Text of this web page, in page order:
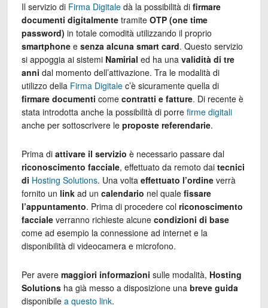
Il servizio di Firma Digitaledà la possibilità di firmare
documenti digitalmentetramite OTP (one time
password) in totale comodità utilizzando il proprio
smartphonee senza alcuna smart card. Questo servizio
si appoggia ai sistemi Namirial ed ha una validità di tre
anni dal momento dell’attivazione. Tra le modalità di
utilizzo della Firma Digitalec’è sicuramente quella di
firmare documenti come contratti e fatture. Di recente è
stata introdotta anche la possibilità di porre firme digitali
anche per sottoscrivere le proposte referendarie.
Prima di attivare il servizio è necessario passare dal
riconoscimento facciale, effettuato da remoto dai tecnici
di Hosting Solutions. Una volta effettuato l’ordineverrà
fornito un linkad un calendario nel quale fissare
l’appuntamento. Prima di procedere col riconoscimento
faccialeverranno richieste alcune condizioni di base
come ad esempio la connessione ad internet e la
disponibilità di videocamera e microfono.
Per avere maggiori informazioni sulle modalità, Hosting
Solutionsha già messo a disposizione una breve guida
disponibile a questo link.